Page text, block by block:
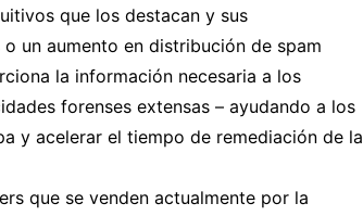
que los destacan y sus
un aumento en distribución de spam
la información necesaria a los
forenses extensas – ayudando a los
y acelerar el tiempo de remediación de la
que se venden actualmente por la